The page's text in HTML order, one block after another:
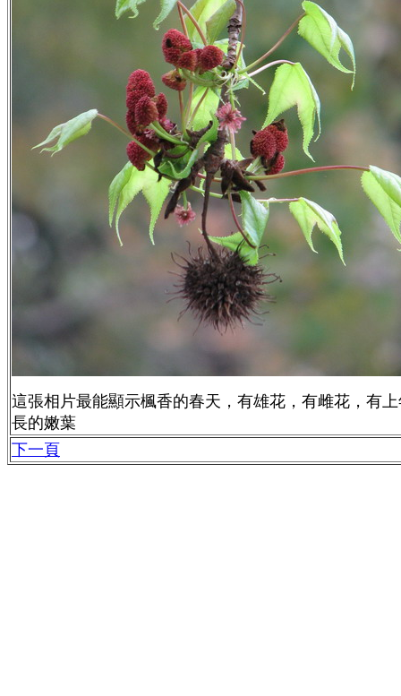
這張相片最能顯示楓香的春天，有雄花，有雌花，有
長的嫩葉
下一頁